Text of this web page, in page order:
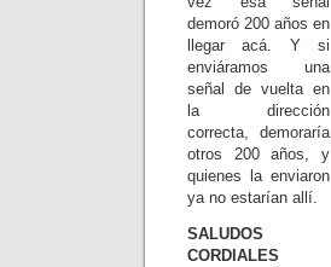
demoró 200 años en
llegar acá. Y si
enviáramos una
señal de vuelta en
la dirección
correcta, demoraría
otros 200 años, y
quienes la enviaron
ya no estarían allí.
SALUDOS
CORDIALES